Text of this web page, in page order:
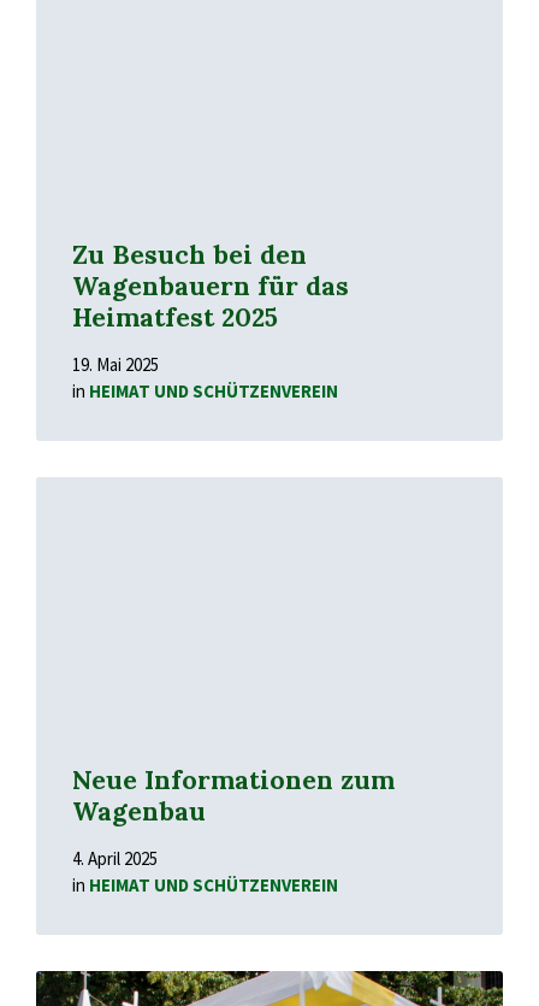
Zu Besuch bei den
Wagenbauern für das
Heimatfest 2025
19. Mai 2025
in HEIMAT UND SCHÜTZENVEREIN
Neue Informationen zum
Wagenbau
4. April 2025
in HEIMAT UND SCHÜTZENVEREIN
Mehr
Mehr